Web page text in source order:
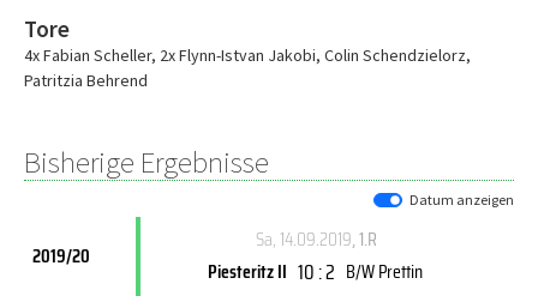
Tore
4x Fabian Scheller, 2x Flynn-Istvan Jakobi, Colin Schendzielorz,
Patritzia Behrend
Bisherige Ergebnisse
Datum anzeigen
2019/20
Sa, 14.09.2019, 1.R
Piesteritz II 10 : 2 B/W Prettin